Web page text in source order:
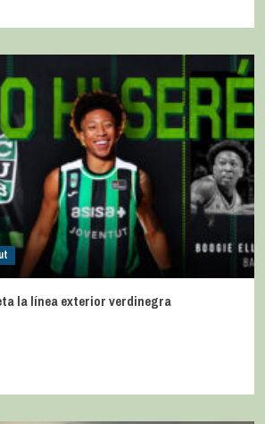
la línea exterior verdinegra